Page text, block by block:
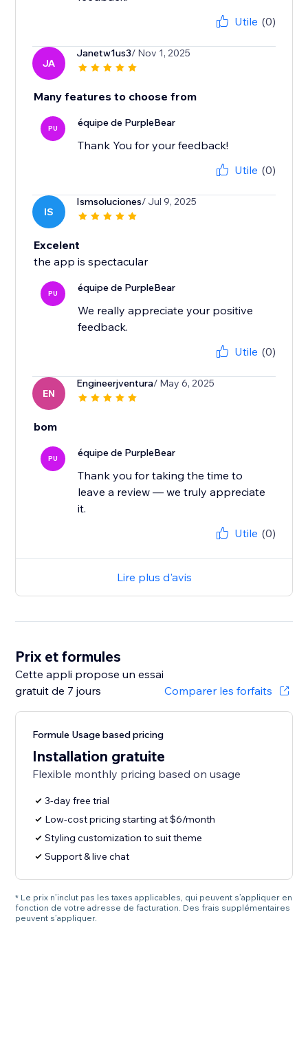
Utile (0)
JA
Janetw1us3/ Nov 1, 2025
Many features to choose from
PU équipe de PurpleBear
Thank You for your feedback!
Utile (0)
IS
Ismsoluciones/ Jul 9, 2025
Excelent
the app is spectacular
PU équipe de PurpleBear
We really appreciate your positive
feedback.
Utile (0)
EN
Engineerjventura/ May 6, 2025
bom
PU équipe de PurpleBear
Thank you for taking the time to
leave a review — we truly appreciate
it.
Utile (0)
Lire plus d'avis
Prix et formules
Cette appli propose un essai
gratuit de 7 jours
Comparer les forfaits
Formule Usage based pricing
Installation gratuite
Flexible monthly pricing based on usage
3-day free trial
Low-cost pricing starting at $6/month
Styling customization to suit theme
Support & live chat
* Le prix n’inclut pas les taxes applicables, qui peuvent s’appliquer en
fonction de votre adresse de facturation. Des frais supplémentaires
peuvent s’appliquer.